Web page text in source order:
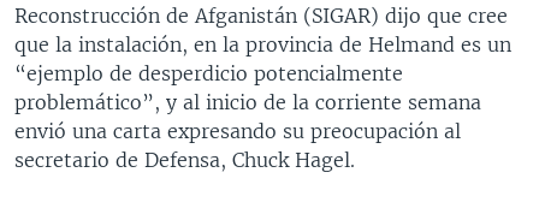
Reconstrucción de Afganistán (SIGAR) dijo que cree
que la instalación, en la provincia de Helmand es un
“ejemplo de desperdicio potencialmente
problemático”, y al inicio de la corriente semana
envió una carta expresando su preocupación al
secretario de Defensa, Chuck Hagel.